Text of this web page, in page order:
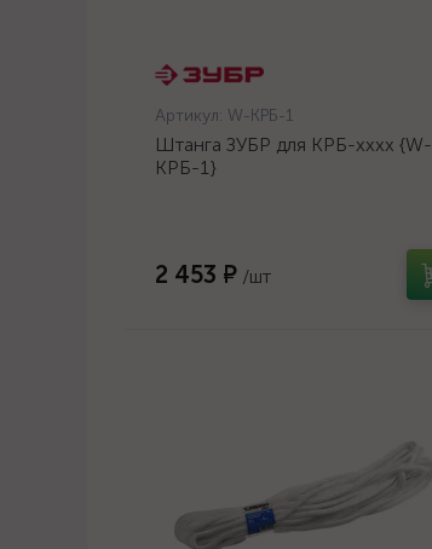
Артикул: W-КРБ-1
Штанга ЗУБР для КРБ-хххх {W-
КРБ-1}
2 453 ₽ /шт